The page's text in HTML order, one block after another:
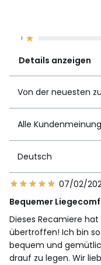
Masse und Gewicht
• B200 x H72 x T100
Farbe : Weiss, Natur
Meridianne
Herunterladen
1
Details anzeigen
Von der neuesten
Alle
Deutsch
07/02/
Bequemer
Dieses Recamiere
übertroffen! Ich bin
bequem und
drauf zu legen. Wir